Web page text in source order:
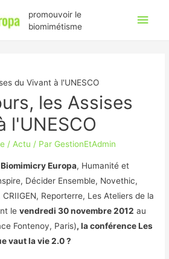
promouvoir le
biomimétisme
du Vivant à l'UNESCO
les Assises
l'UNESCO
/Actu / Par GestionEtAdmin
Biomimicry Europa, Humanité et
Décider Ensemble, Novethic,
CRIIGEN, Reporterre, Les Ateliers de la
levendredi 30 novembre 2012 au
Fontenoy, Paris), la conférence Les
vaut la vie 2.0 ?